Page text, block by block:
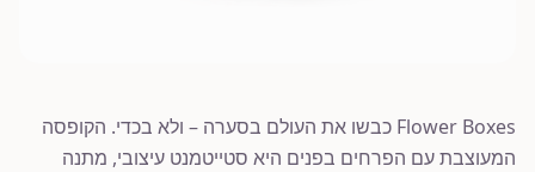
Flower Boxes כבשו את העולם בסערה – ולא בכדי. הקופסה
המעוצבת עם הפרחים בפנים היא סטייטמנט עיצובי, מתנה